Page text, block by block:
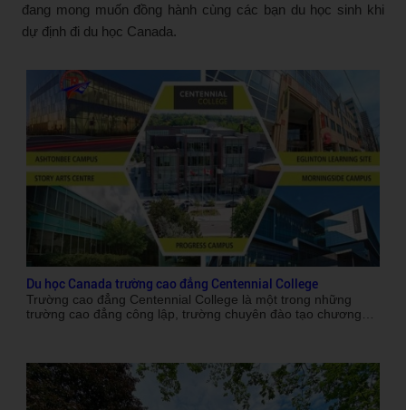
đang mong muốn đồng hành cùng các bạn du học sinh khi
dự định đi du học Canada.
Du học Canada trường cao đẳng Centennial College
Trường cao đẳng Centennial College là một trong những
trường cao đẳng công lập, trường chuyên đào tạo chương